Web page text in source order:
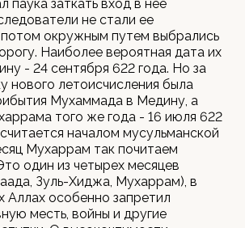
паука заткать вход в нее
не стали ее
окружным путем выбрались
Наиболее вероятная дата их
- 24 сентября 622 года. Но за
нового летоисчисления была
Мухаммада в Медину, а
того же года - 16 июля 622
началом мусульманской
Мухаррам так почитаем
один из четырех месяцев
Зуль-Хиджа, Мухаррам), в
Аллах особенно запретил
месть, войны и другие